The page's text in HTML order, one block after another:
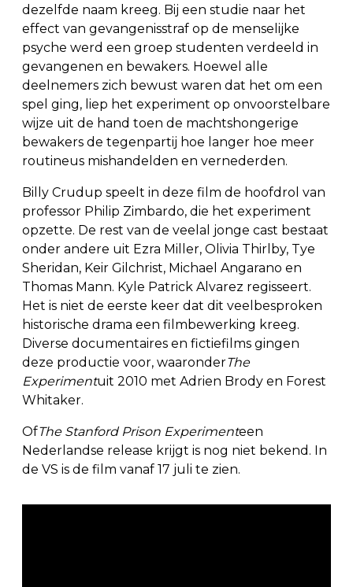
dezelfde naam kreeg. Bij een studie naar het
effect van gevangenisstraf op de menselijke
psyche werd een groep studenten verdeeld in
gevangenen en bewakers. Hoewel alle
deelnemers zich bewust waren dat het om een
spel ging, liep het experiment op onvoorstelbare
wijze uit de hand toen de machtshongerige
bewakers de tegenpartij hoe langer hoe meer
routineus mishandelden en vernederden.
Billy Crudup speelt in deze film de hoofdrol van
professor Philip Zimbardo, die het experiment
opzette. De rest van de veelal jonge cast bestaat
onder andere uit Ezra Miller, Olivia Thirlby, Tye
Sheridan, Keir Gilchrist, Michael Angarano en
Thomas Mann. Kyle Patrick Alvarez regisseert.
Het is niet de eerste keer dat dit veelbesproken
historische drama een filmbewerking kreeg.
Diverse documentaires en fictiefilms gingen
deze productie voor, waaronderThe
Experimentuit 2010 met Adrien Brody en Forest
Whitaker.
OfThe Stanford Prison Experimenteen
Nederlandse release krijgt is nog niet bekend. In
de VS is de film vanaf 17 juli te zien.